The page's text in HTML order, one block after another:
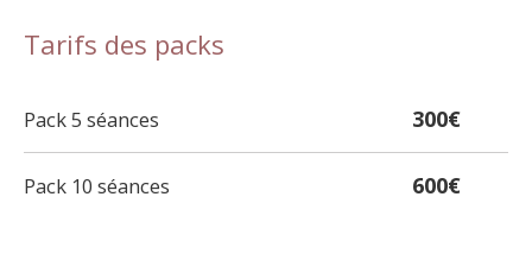
Tarifs des packs
Pack 5 séances 300€
Pack 10 séances 600€